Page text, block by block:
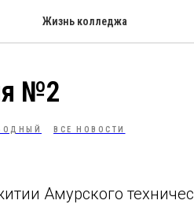
Жизнь колледжа
№2
ВСЕ НОВОСТИ
Амурского